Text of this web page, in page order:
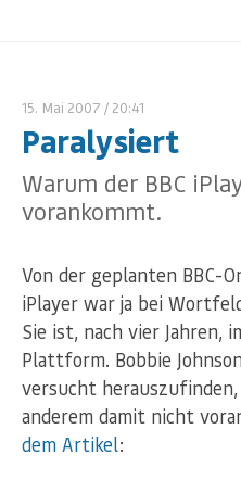
15. Mai 2007 / 20:41
Paralysiert
Warum der BBC
vorankommt.
Von der geplanten BBC-
iPlayer war ja bei
Sie ist, nach vier Jahren,
Plattform. Bobbie
versucht
anderem damit nicht
dem Artikel: